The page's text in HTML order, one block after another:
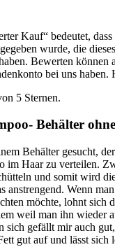
Kauf“ bedeutet,
wurde, die
Bewerten können
bei uns haben.
5 Sternen.
Behälter
Behälter gesucht,
im Haar zu verteilen.
und somit wird
anstrengend. Wenn
möchte, lohnt sich
weil man ihn wieder
sich gefällt mir auch
gut auf und lässt sich